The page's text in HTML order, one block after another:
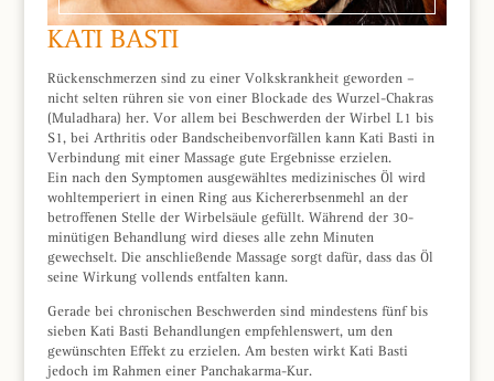
KATI BASTI
Rückenschmerzen sind zu einer Volkskrankheit geworden –
nicht selten rühren sie von einer Blockade des Wurzel-Chakras
(Muladhara) her. Vor allem bei Beschwerden der Wirbel L1 bis
S1, bei Arthritis oder Bandscheibenvorfällen kann Kati Basti in
Verbindung mit einer Massage gute Ergebnisse erzielen.
Ein nach den Symptomen ausgewähltes medizinisches Öl wird
wohltemperiert in einen Ring aus Kichererbsenmehl an der
betroffenen Stelle der Wirbelsäule gefüllt. Während der 30-
minütigen Behandlung wird dieses alle zehn Minuten
gewechselt. Die anschließende Massage sorgt dafür, dass das Öl
seine Wirkung vollends entfalten kann.
Gerade bei chronischen Beschwerden sind mindestens fünf bis
sieben Kati Basti Behandlungen empfehlenswert, um den
gewünschten Effekt zu erzielen. Am besten wirkt Kati Basti
jedoch im Rahmen einer Panchakarma-Kur.